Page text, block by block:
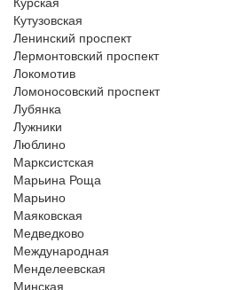
Кутузовская
Ленинский проспект
Лермонтовский проспект
Локомотив
Ломоносовский проспект
Лубянка
Лужники
Люблино
Марксистская
Марьина Роща
Марьино
Маяковская
Медведково
Международная
Менделеевская
Минская